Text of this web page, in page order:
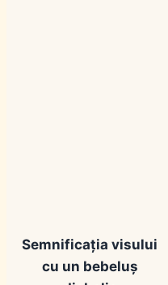
Semnificația visului
cu un bebeluș